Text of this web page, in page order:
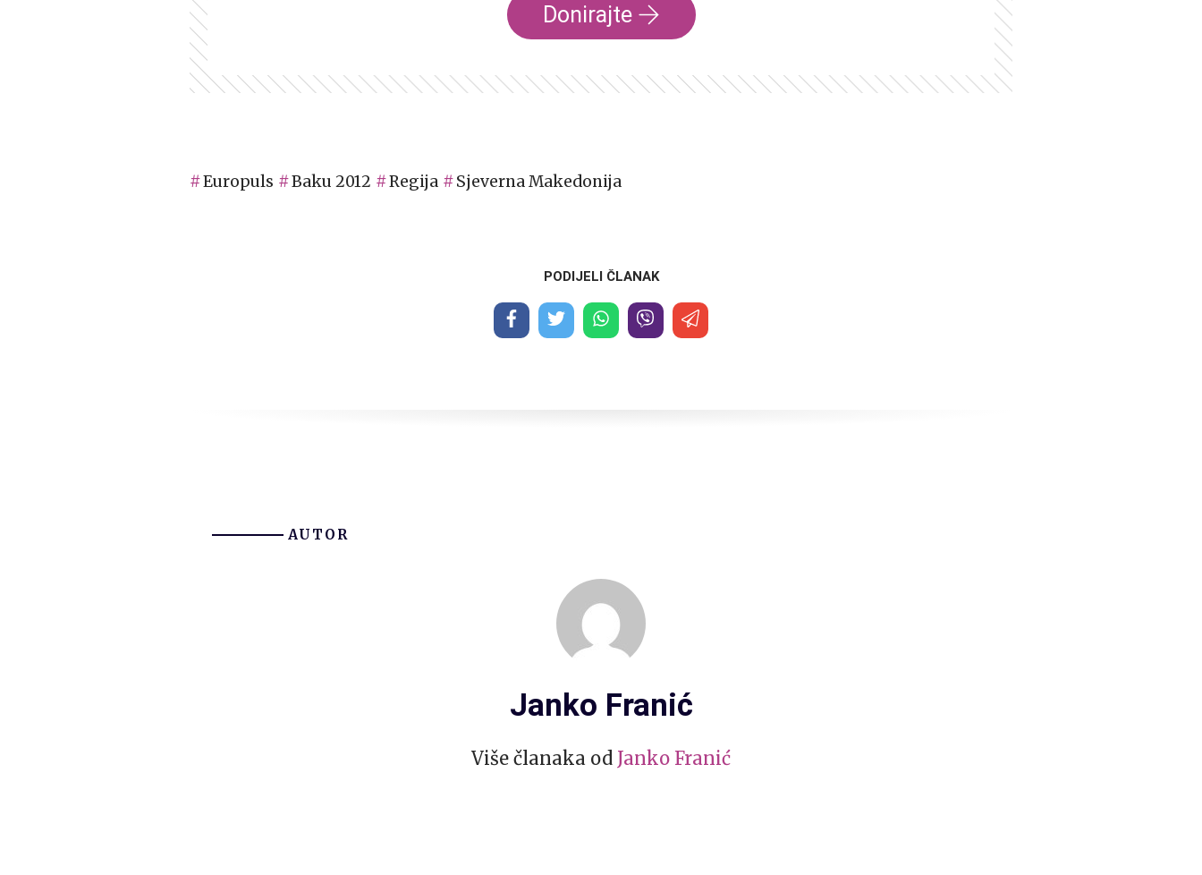
Donirajte
Europuls Baku 2012 Regija Sjeverna Makedonija
PODIJELI ČLANAK
AUTOR
Janko Franić
Više članaka od Janko Franić